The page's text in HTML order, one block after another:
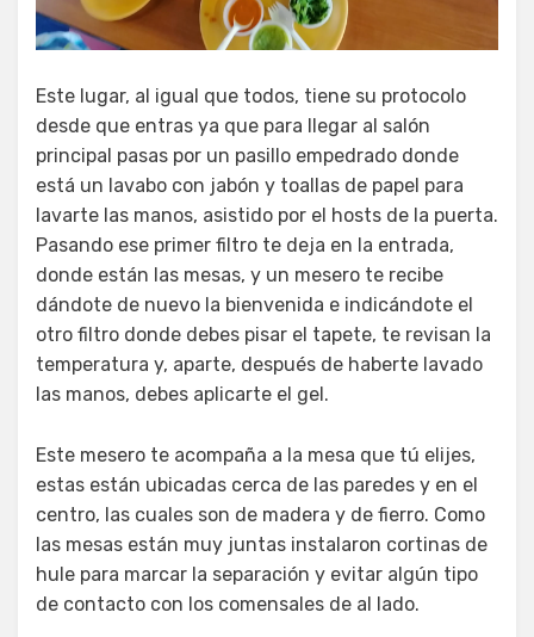
Este lugar, al igual que todos, tiene su protocolo
desde que entras ya que para llegar al salón
principal pasas por un pasillo empedrado donde
está un lavabo con jabón y toallas de papel para
lavarte las manos, asistido por el hosts de la puerta.
Pasando ese primer filtro te deja en la entrada,
donde están las mesas, y un mesero te recibe
dándote de nuevo la bienvenida e indicándote el
otro filtro donde debes pisar el tapete, te revisan la
temperatura y, aparte, después de haberte lavado
las manos, debes aplicarte el gel.
Este mesero te acompaña a la mesa que tú elijes,
estas están ubicadas cerca de las paredes y en el
centro, las cuales son de madera y de fierro. Como
las mesas están muy juntas instalaron cortinas de
hule para marcar la separación y evitar algún tipo
de contacto con los comensales de al lado.